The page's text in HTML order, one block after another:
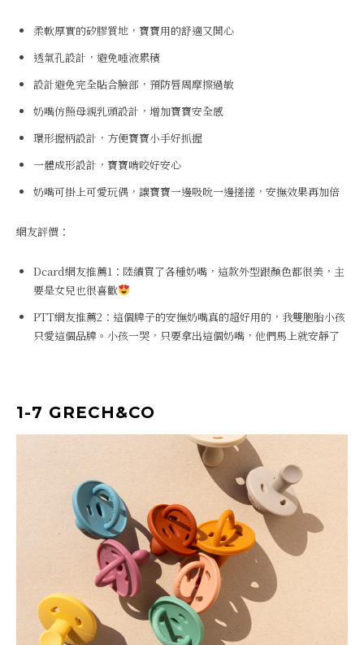
柔軟厚實的矽膠質地，寶寶用的舒適又開心
透氣孔設計，避免唾液累積
設計避免完全貼合臉部，預防唇周摩擦過敏
奶嘴仿照母親乳頭設計，增加寶寶安全感
環形握柄設計，方便寶寶小手好抓握
一體成形設計，寶寶啃咬好安心
奶嘴可掛上可愛玩偶，讓寶寶一邊吸吮一邊搓搓，安撫效果再加倍
網友評價：
Dcard網友推薦1：陸續買了各種奶嘴，這款外型跟顏色都很美，主
要是女兒也很喜歡
PTT網友推薦2：這個牌子的安撫奶嘴真的超好用的，我雙胞胎小孩
只愛這個品牌。小孩一哭，只要拿出這個奶嘴，他們馬上就安靜了
1-7 GRECH&CO